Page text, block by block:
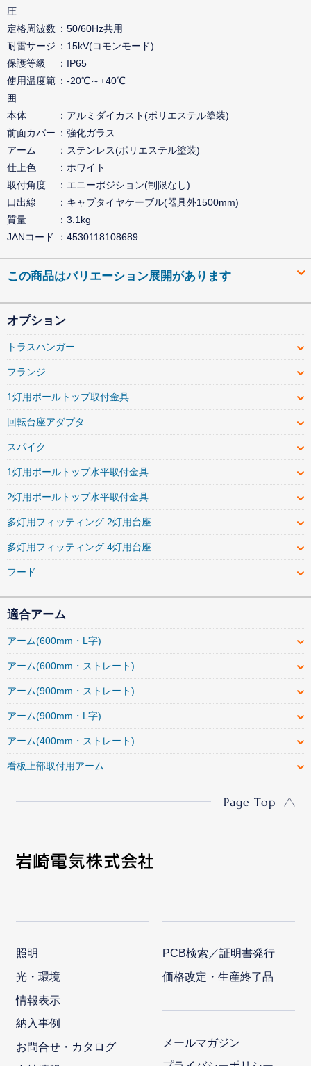
圧
定格周波数
50/60Hz共用
耐雷サージ
15kV(コモンモード)
保護等級
IP65
使用温度範
囲
-20℃～+40℃
本体
アルミダイカスト(ポリエステル塗装)
前面カバー
強化ガラス
アーム
ステンレス(ポリエステル塗装)
仕上色
ホワイト
取付角度
エニーポジション(制限なし)
口出線
キャブタイヤケーブル(器具外1500mm)
質量
3.1kg
JANコード
4530118108689
この商品はバリエーション展開があります
オプション
トラスハンガー
フランジ
1灯用ポールトップ取付金具
回転台座アダプタ
スパイク
1灯用ポールトップ水平取付金具
2灯用ポールトップ水平取付金具
多灯用フィッティング 2灯用台座
多灯用フィッティング 4灯用台座
フード
適合アーム
アーム(600mm・L字)
アーム(600mm・ストレート)
アーム(900mm・ストレート)
アーム(900mm・L字)
アーム(400mm・ストレート)
看板上部取付用アーム
Page Top
照明
光・環境
情報表示
納入事例
お問合せ・カタログ
PCB検索／証明書発行
価格改定・生産終了品
メールマガジン